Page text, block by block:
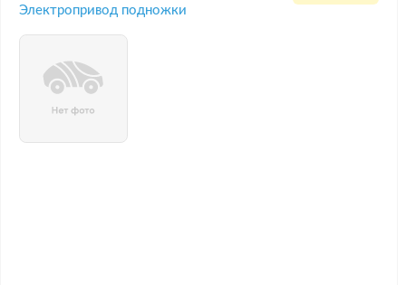
Электропривод подножки